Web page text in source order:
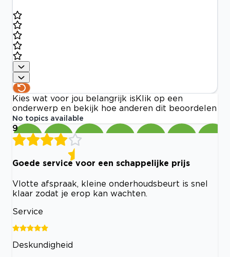
Kies wat voor jou belangrijk is Klik op een
onderwerp en bekijk hoe anderen dit beoordelen
No topics available
9
Goede service voor een schappelijke prijs
Vlotte afspraak, kleine onderhoudsbeurt is snel
klaar zodat je erop kan wachten.
Service
Deskundigheid